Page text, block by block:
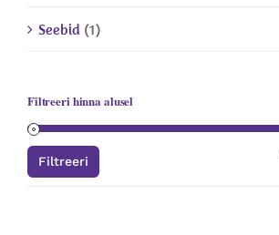
Seebid (1)
Filtreeri hinna alusel
Filtreeri